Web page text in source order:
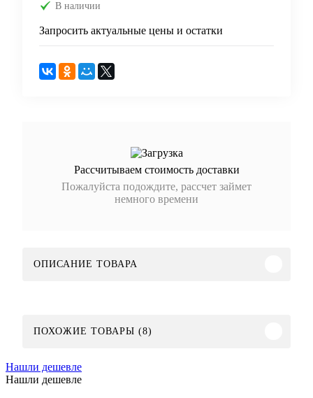
В наличии
Запросить актуальные цены и остатки
Рассчитываем стоимость доставки
Пожалуйста подождите, рассчет займет
немного времени
ОПИСАНИЕ ТОВАРА
ПОХОЖИЕ ТОВАРЫ (8)
Нашли дешевле
Нашли дешевле